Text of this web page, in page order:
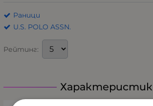
Раници
U.S. POLO ASSN.
Рейтинг: